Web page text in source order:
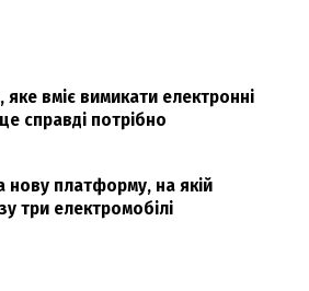
вміє вимикати електронні
справді потрібно
нову платформу, на якій
три електромобілі